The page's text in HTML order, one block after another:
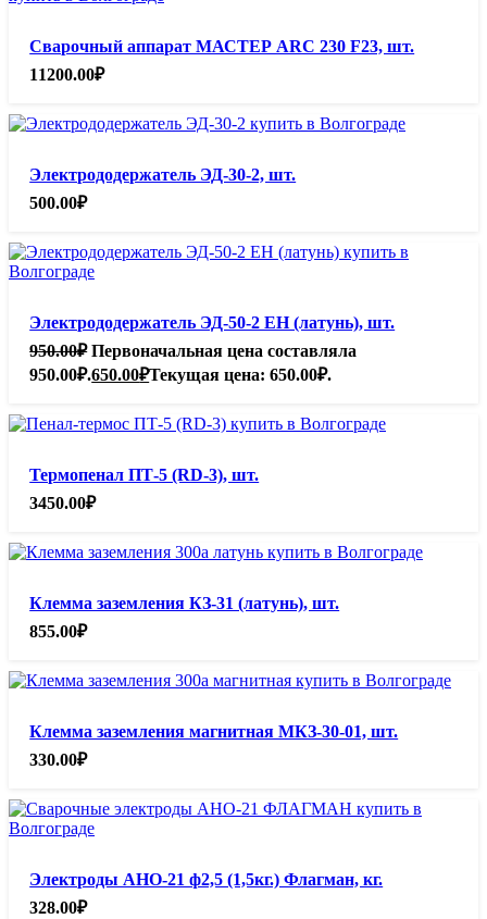
Сварочный аппарат МАСТЕР ARC 230 F23, шт.
11200.00₽
Электрододержатель ЭД-30-2, шт.
500.00₽
Электрододержатель ЭД-50-2 ЕН (латунь), шт.
950.00₽ Первоначальная цена составляла
950.00₽.650.00₽Текущая цена: 650.00₽.
Термопенал ПТ-5 (RD-3), шт.
3450.00₽
Клемма заземления КЗ-31 (латунь), шт.
855.00₽
Клемма заземления магнитная МКЗ-30-01, шт.
330.00₽
Электроды АНО-21 ф2,5 (1,5кг.) Флагман, кг.
328.00₽